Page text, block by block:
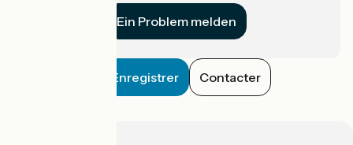
Ein Problem melden
Enregistrer Contacter